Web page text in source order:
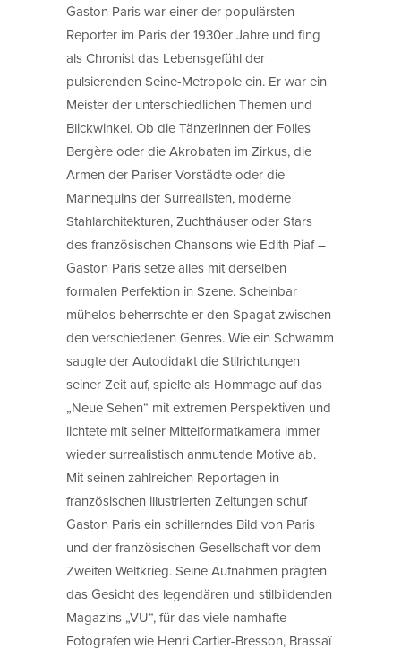
Gaston Paris war einer der populärsten
Reporter im Paris der 1930er Jahre und fing
als Chronist das Lebensgefühl der
pulsierenden Seine-Metropole ein. Er war ein
Meister der unterschiedlichen Themen und
Blickwinkel. Ob die Tänzerinnen der Folies
Bergère oder die Akrobaten im Zirkus, die
Armen der Pariser Vorstädte oder die
Mannequins der Surrealisten, moderne
Stahlarchitekturen, Zuchthäuser oder Stars
des französischen Chansons wie Edith Piaf –
Gaston Paris setze alles mit derselben
formalen Perfektion in Szene. Scheinbar
mühelos beherrschte er den Spagat zwischen
den verschiedenen Genres. Wie ein Schwamm
saugte der Autodidakt die Stilrichtungen
seiner Zeit auf, spielte als Hommage auf das
„Neue Sehen“ mit extremen Perspektiven und
lichtete mit seiner Mittelformatkamera immer
wieder surrealistisch anmutende Motive ab.
Mit seinen zahlreichen Reportagen in
französischen illustrierten Zeitungen schuf
Gaston Paris ein schillerndes Bild von Paris
und der französischen Gesellschaft vor dem
Zweiten Weltkrieg. Seine Aufnahmen prägten
das Gesicht des legendären und stilbildenden
Magazins „VU“, für das viele namhafte
Fotografen wie Henri Cartier-Bresson, Brassaï